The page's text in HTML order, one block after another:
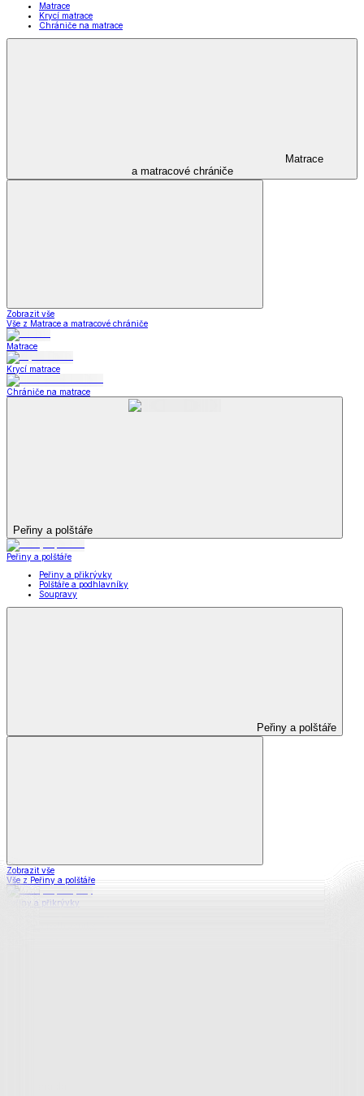
Matrace
Krycí matrace
Chrániče na matrace
Matrace
a matracové chrániče
Zobrazit vše
Vše z Matrace a matracové chrániče
Matrace
Krycí matrace
Chrániče na matrace
Peřiny a polštáře
Peřiny a polštáře
Peřiny a přikrývky
Polštáře a podhlavníky
Soupravy
Peřiny a polštáře
Zobrazit vše
Vše z Peřiny a polštáře
Peřiny a přikrývky